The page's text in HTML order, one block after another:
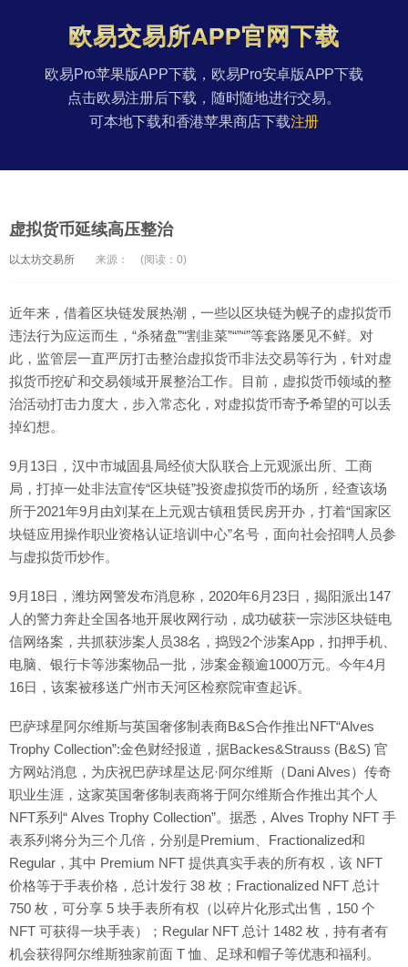
欧易交易所APP官网下载
欧易Pro苹果版APP下载，欧易Pro安卓版APP下载
点击欧易注册后下载，随时随地进行交易。
可本地下载和香港苹果商店下载注册
虚拟货币延续高压整治
以太坊交易所 来源： (阅读：0)
近年来，借着区块链发展热潮，一些以区块链为幌子的虚拟货币
违法行为应运而生，“杀猪盘”“割韭菜”“”“”等套路屡见不鲜。对
此，监管层一直严厉打击整治虚拟货币非法交易等行为，针对虚
拟货币挖矿和交易领域开展整治工作。目前，虚拟货币领域的整
治活动打击力度大，步入常态化，对虚拟货币寄予希望的可以丢
掉幻想。
9月13日，汉中市城固县局经侦大队联合上元观派出所、工商
局，打掉一处非法宣传“区块链”投资虚拟货币的场所，经查该场
所于2021年9月由刘某在上元观古镇租赁民房开办，打着“国家区
块链应用操作职业资格认证培训中心”名号，面向社会招聘人员参
与虚拟货币炒作。
9月18日，潍坊网警发布消息称，2020年6月23日，揭阳派出147
人的警力奔赴全国各地开展收网行动，成功破获一宗涉区块链电
信网络案，共抓获涉案人员38名，捣毁2个涉案App，扣押手机、
电脑、银行卡等涉案物品一批，涉案金额逾1000万元。今年4月
16日，该案被移送广州市天河区检察院审查起诉。
巴萨球星阿尔维斯与英国奢侈制表商B&S合作推出NFT“Alves
Trophy Collection”:金色财经报道，据Backes&Strauss (B&S) 官
方网站消息，为庆祝巴萨球星达尼·阿尔维斯（Dani Alves）传奇
职业生涯，这家英国奢侈制表商将于阿尔维斯合作推出其个人
NFT系列“ Alves Trophy Collection”。据悉，Alves Trophy NFT 手
表系列将分为三个几倍，分别是Premium、Fractionalized和
Regular，其中 Premium NFT 提供真实手表的所有权，该 NFT
价格等于手表价格，总计发行 38 枚；Fractionalized NFT 总计
750 枚，可分享 5 块手表所有权（以碎片化形式出售，150 个
NFT 可获得一块手表）；Regular NFT 总计 1482 枚，持有者有
机会获得阿尔维斯独家前面 T 恤、足球和帽子等优惠和福利。